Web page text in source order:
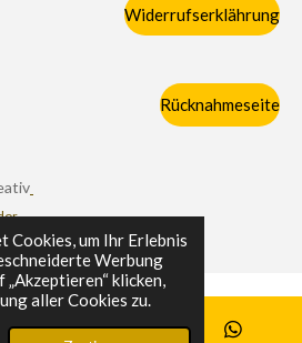
Cookies, um Ihr Erlebnis
Werbung
„Akzeptieren“ klicken,
aller Cookies zu.
Widerrufserklährung
Rücknahmeseite